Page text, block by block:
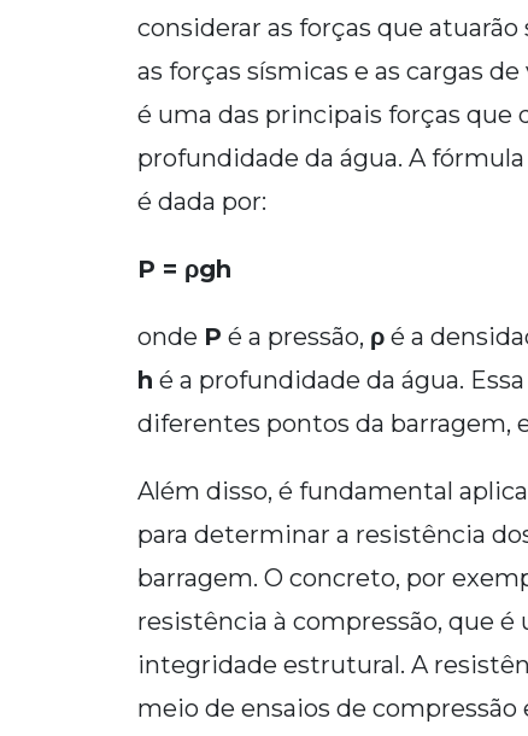
considerar as forças que atuarão
as forças sísmicas e as cargas
é uma das principais forças que
profundidade da água. A
é dada por:
P = ρgh
onde P é a pressão, ρ é a
h é a profundidade da água.
diferentes pontos da barragem,
Além disso, é fundamental
para determinar a resistência
barragem. O concreto, por
resistência à compressão, que
integridade estrutural. A
meio de ensaios de